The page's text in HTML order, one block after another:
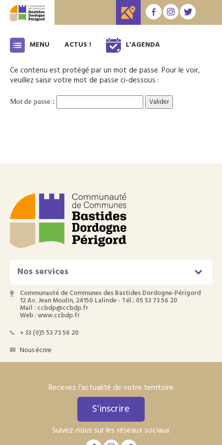
MENU ACTUS ! L'AGENDA
Ce contenu est protégé par un mot de passe. Pour le voir,
veuillez saisir votre mot de passe ci-dessous :
Mot de passe :
Nos services
Communauté de Communes des Bastides Dordogne-Périgord
12 Av. Jean Moulin, 24150 Lalinde - Tél.: 05 53 73 56 20
Mail : ccbdp@ccbdp.fr
Web : www.ccbdp.fr
+ 33 (0)5 53 73 56 20
Nous écrire
Recevez l’actualité de votre territoire
S'inscrire
Suivez-nous sur les réseaux sociaux